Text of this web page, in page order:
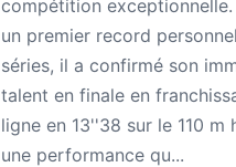
compétition exceptionnelle.
un premier record
séries, il a confirmé son
talent en finale en
ligne en 13''38 sur le 110 m
une performance qu...